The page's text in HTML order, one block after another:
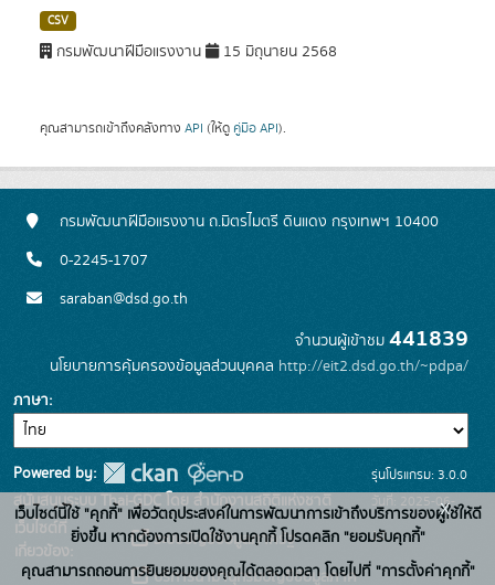
CSV
กรมพัฒนาฝีมือแรงงาน 15 มิถุนายน 2568
คุณสามารถเข้าถึงคลังทาง API (ให้ดู คู่มือ API).
กรมพัฒนาฝีมือแรงงาน ถ.มิตรไมตรี ดินแดง กรุงเทพฯ 10400
0-2245-1707
saraban@dsd.go.th
จำนวนผู้เข้าชม 441839
นโยบายการคุ้มครองข้อมูลส่วนบุคคล http://eit2.dsd.go.th/~pdpa/
ภาษา
Powered by:
สนับสนุนระบบ Thai-GDC โดย สำนักงานสถิติแห่งชาติ
เว็บไซต์ที่
เกี่ยวข้อง:
ระบบบัญชีข้อมูลภาครัฐ
บริการนามานุกรมบัญชีข้อมูลภาค
รุ่นโปรแกรม: 3.0.0
วันที่: 2025-06-
10
เว็บไซต์นี้ใช้ "คุกกี้" เพื่อวัตถุประสงค์ในการพัฒนาการเข้าถึงบริการของผู้ใช้ให้ดี
ยิ่งขึ้น หากต้องการเปิดใช้งานคุกกี้ โปรดคลิก "ยอมรับคุกกี้"
คุณสามารถถอนการยินยอมของคุณได้ตลอดเวลา โดยไปที่ "การตั้งค่าคุกกี้"
x